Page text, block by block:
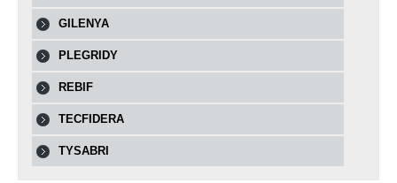
GILENYA
PLEGRIDY
REBIF
TECFIDERA
TYSABRI